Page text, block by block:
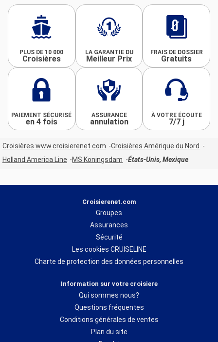
PLUS DE 10 000
Croisières
LA GARANTIE DU
Meilleur Prix
FRAIS DE DOSSIER
Gratuits
PAIEMENT SÉCURISÉ
en 4 fois
ASSURANCE
annulation
À VOTRE ÉCOUTE
7/7 j
Croisières www.croisierenet.com
Croisières Amérique du Nord
Holland America Line
MS Koningsdam États-Unis, Mexique
Croisierenet.com
Groupes
Assurances
Sécurité
Les cookies CRUISELINE
Charte de protection des données personnelles
Information sur votre croisiere
Qui sommes nous?
Questions fréquentes
Conditions générales de ventes
Plan du site